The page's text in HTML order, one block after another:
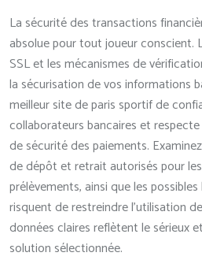
La sécurité des transactions
absolue pour tout joueur conscient.
SSL et les mécanismes de
la sécurisation de vos informations
meilleur site de paris sportif de
collaborateurs bancaires et
de sécurité des paiements.
de dépôt et retrait autorisés pour
prélèvements, ainsi que les
risquent de restreindre l’utilisation
données claires reflètent le sérieux
solution sélectionnée.